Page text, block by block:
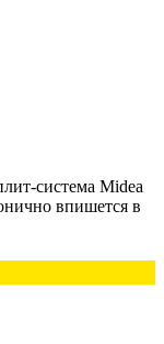
система Midea
впишется в